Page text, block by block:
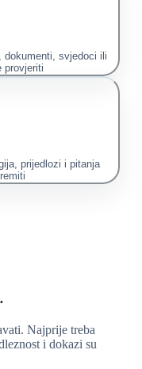
dokumenti, svjedoci ili
provjeriti
prijedlozi i pitanja
Najprije treba
i dokazi su